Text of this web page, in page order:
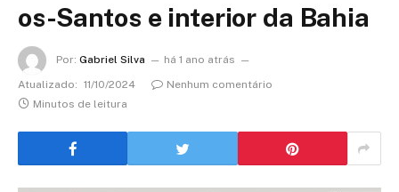
os-Santos e interior da Bahia
Por: Gabriel Silva
há 1 ano atrás
Atualizado: 11/10/2024
Nenhum comentário
Minutos de leitura